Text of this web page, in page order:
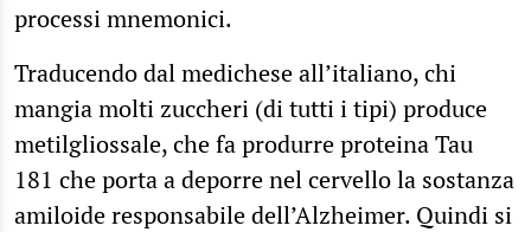
processi mnemonici.
Traducendo dal medichese all’italiano, chi
mangia molti zuccheri (di tutti i tipi) produce
metilgliossale, che fa produrre proteina Tau
181 che porta a deporre nel cervello la sostanza
amiloide responsabile dell’Alzheimer. Quindi si